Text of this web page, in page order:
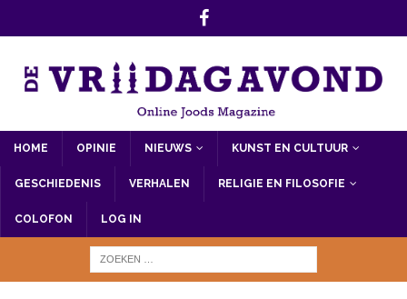
HOME OPINIE NIEUWS KUNST EN CULTUUR
GESCHIEDENIS VERHALEN RELIGIE EN FILOSOFIE
COLOFON LOG IN